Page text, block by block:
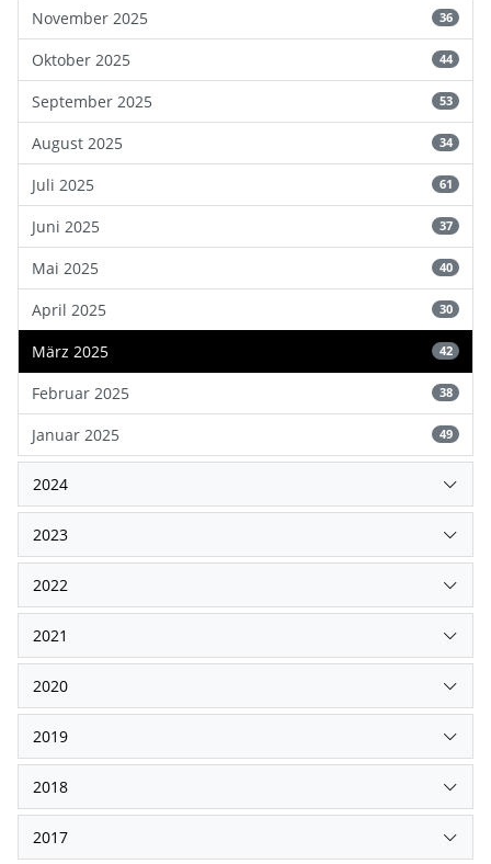
November 2025 36
Oktober 2025 44
September 2025 53
August 2025 34
Juli 2025 61
Juni 2025 37
Mai 2025 40
April 2025 30
März 2025 42
Februar 2025 38
Januar 2025 49
2024
2023
2022
2021
2020
2019
2018
2017